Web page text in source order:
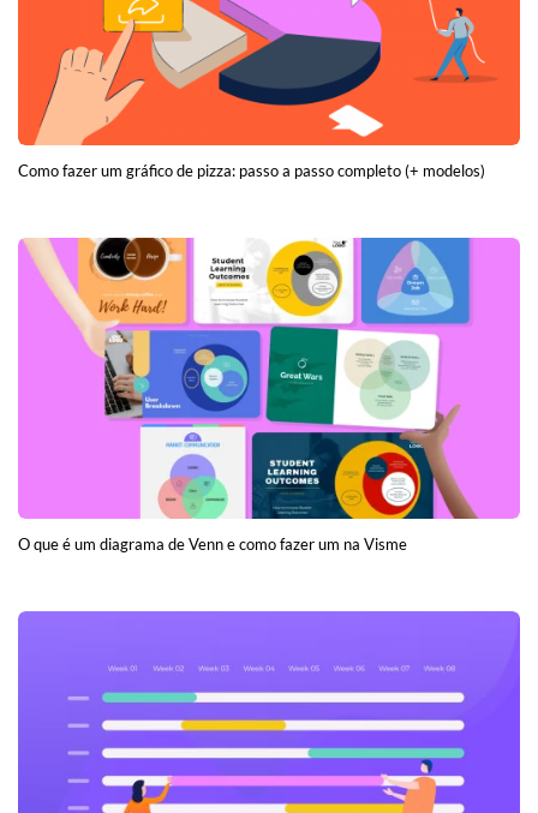
Como fazer um gráfico de pizza: passo a passo completo (+ modelos)
O que é um diagrama de Venn e como fazer um na Visme